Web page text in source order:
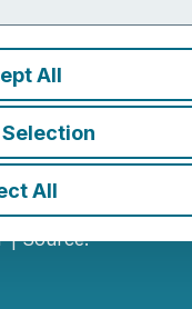
All
All
boni de
trésor
à
| Source: